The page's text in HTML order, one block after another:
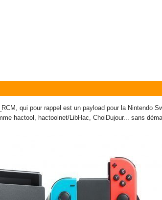
qui pour rappel est un payload pour la Nintendo
hactool, hactoolnet/LibHac, ChoiDujour... sans